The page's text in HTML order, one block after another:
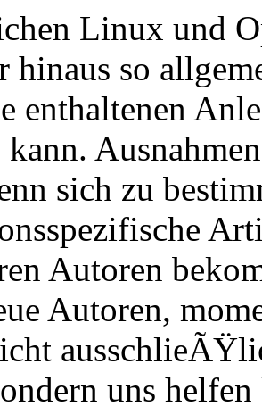
Linux und
hinaus so
enthaltenen
kann.
sich zu
Autoren
Autoren,
uns